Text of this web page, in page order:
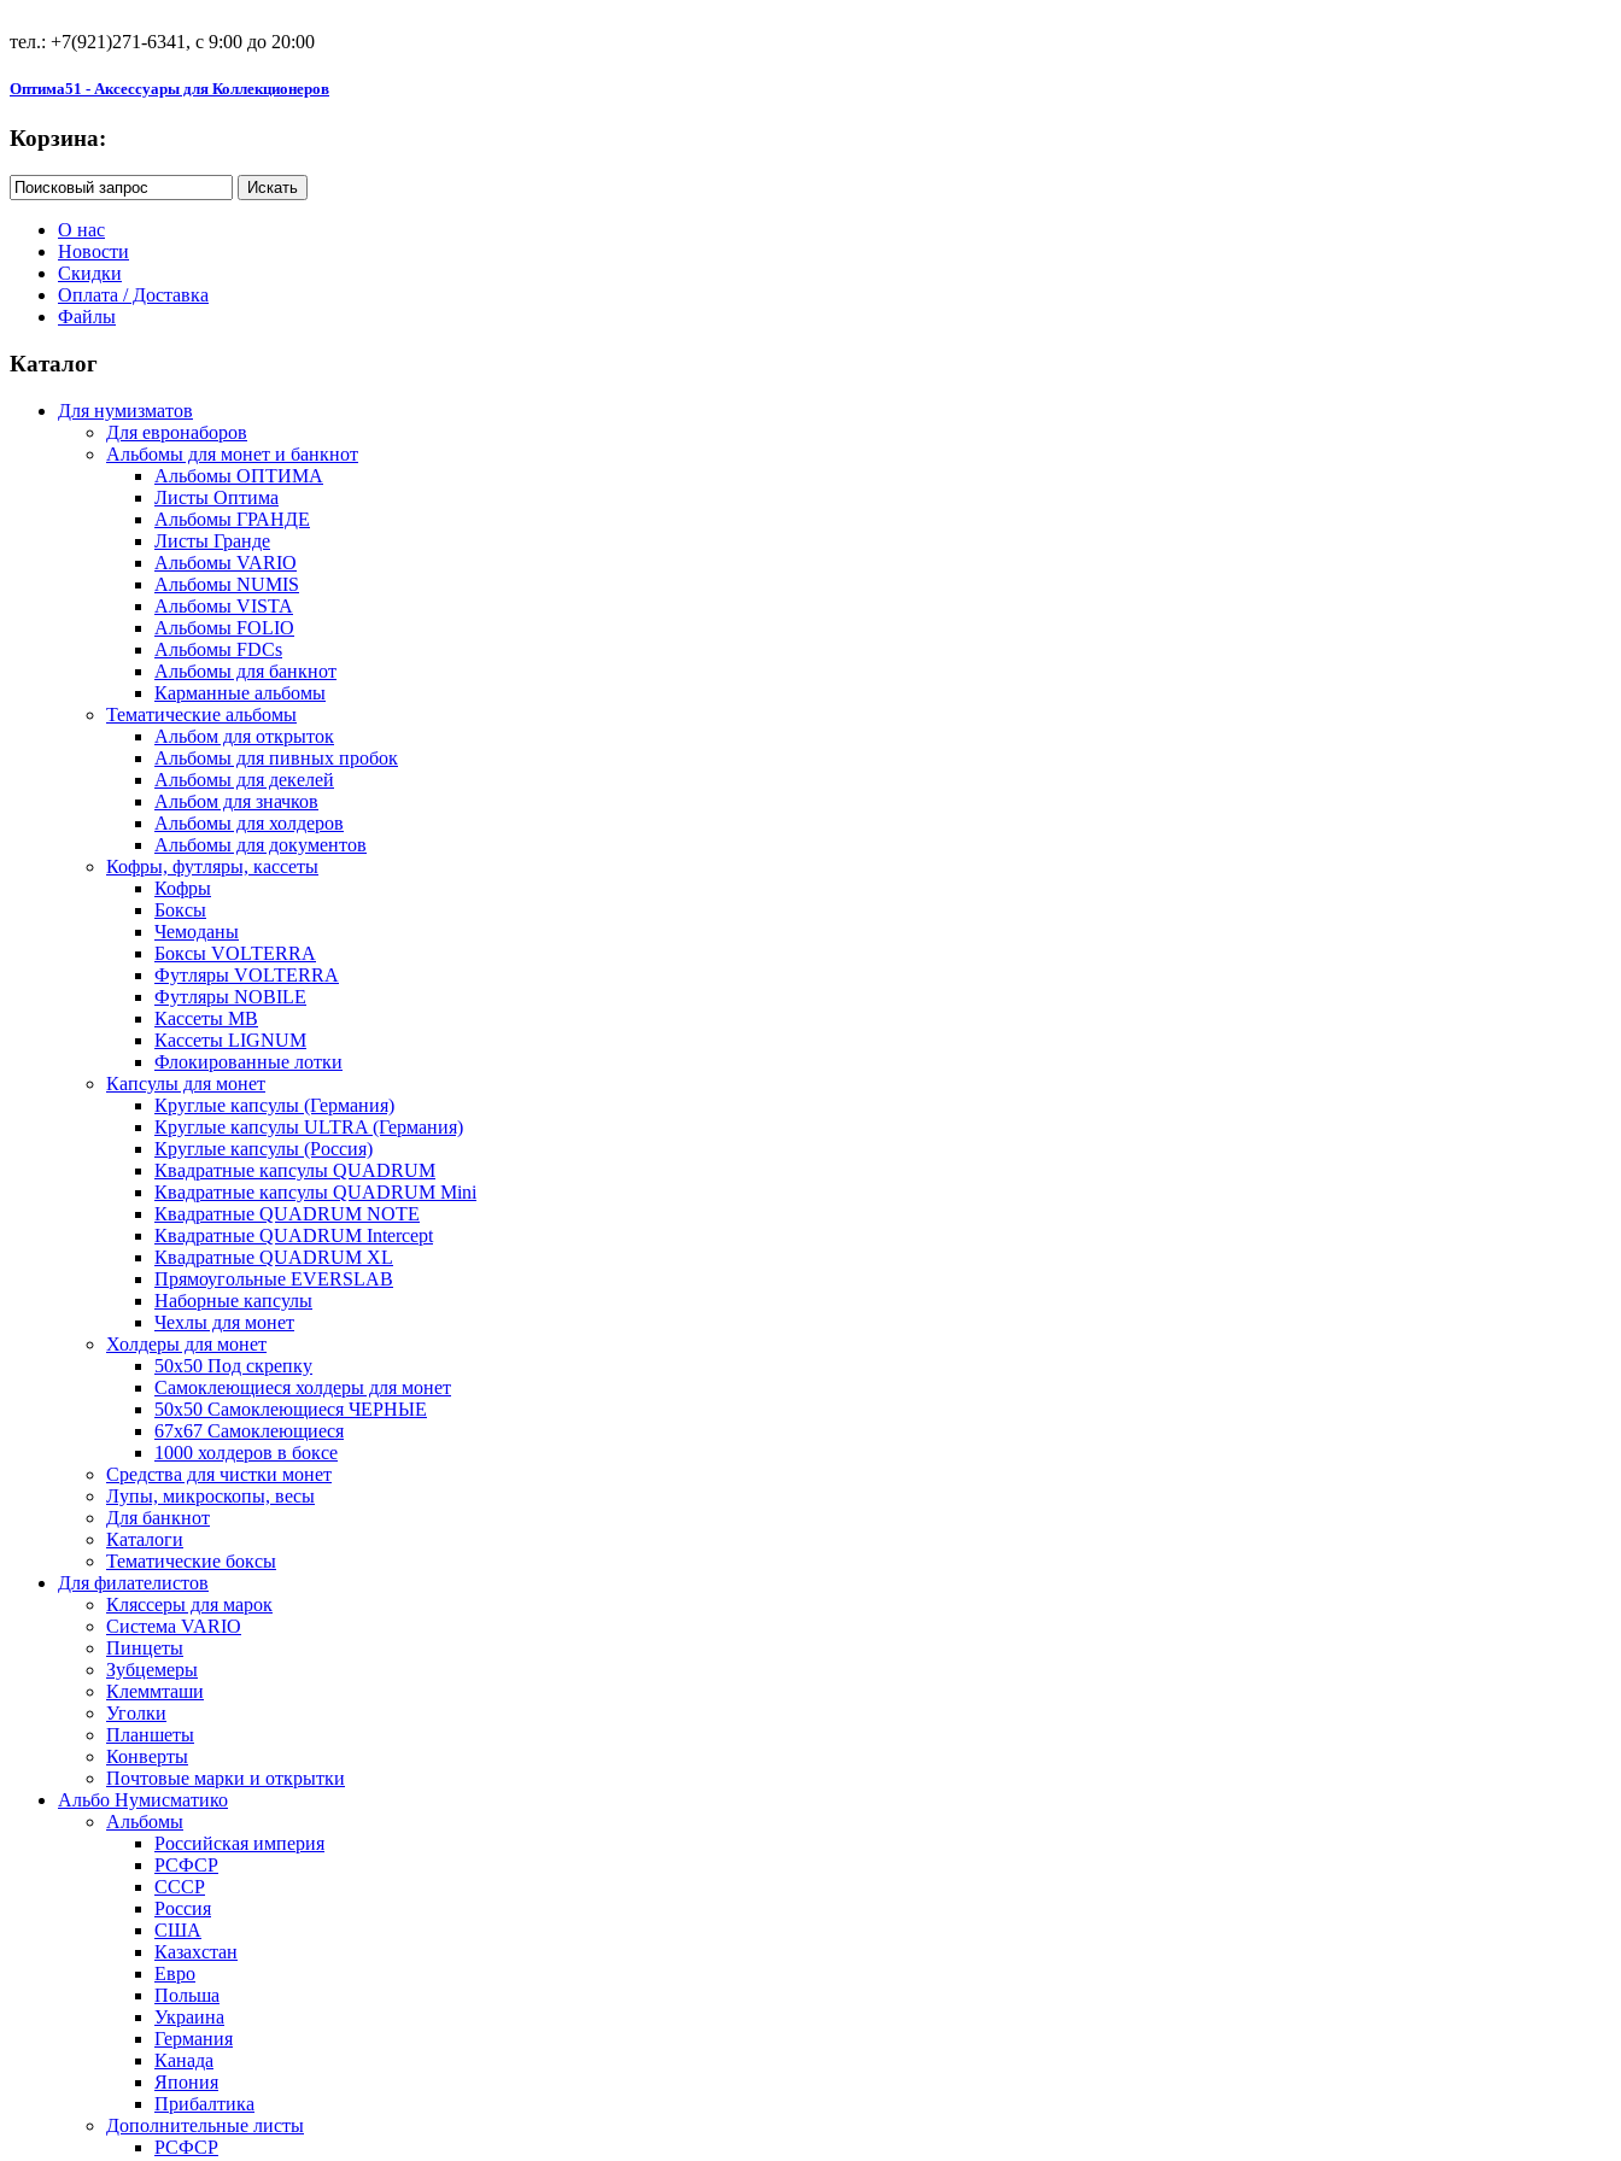
тел.: +7(921)271-6341, с 9:00 до 20:00
Оптима51 - Аксессуары для Коллекционеров
Корзина:
О нас
Новости
Скидки
Оплата / Доставка
Файлы
Каталог
Для нумизматов
Для евронаборов
Альбомы для монет и банкнот
Альбомы ОПТИМА
Листы Оптима
Альбомы ГРАНДЕ
Листы Гранде
Альбомы VARIO
Альбомы NUMIS
Альбомы VISTA
Альбомы FOLIO
Альбомы FDCs
Альбомы для банкнот
Карманные альбомы
Тематические альбомы
Альбом для открыток
Альбомы для пивных пробок
Альбомы для декелей
Альбом для значков
Альбомы для холдеров
Альбомы для документов
Кофры, футляры, кассеты
Кофры
Боксы
Чемоданы
Боксы VOLTERRA
Футляры VOLTERRA
Футляры NOBILE
Кассеты МВ
Кассеты LIGNUM
Флокированные лотки
Капсулы для монет
Круглые капсулы (Германия)
Круглые капсулы ULTRA (Германия)
Круглые капсулы (Россия)
Квадратные капсулы QUADRUM
Квадратные капсулы QUADRUM Mini
Квадратные QUADRUM NOTE
Квадратные QUADRUM Intercept
Квадратные QUADRUM XL
Прямоугольные EVERSLAB
Наборные капсулы
Чехлы для монет
Холдеры для монет
50х50 Под скрепку
Самоклеющиеся холдеры для монет
50х50 Самоклеющиеся ЧЕРНЫЕ
67x67 Самоклеющиеся
1000 холдеров в боксе
Средства для чистки монет
Лупы, микроскопы, весы
Для банкнот
Каталоги
Тематические боксы
Для филателистов
Кляссеры для марок
Система VARIO
Пинцеты
Зубцемеры
Клеммташи
Уголки
Планшеты
Конверты
Почтовые марки и открытки
Альбо Нумисматико
Альбомы
Российская империя
РСФСР
СССР
Россия
США
Казахстан
Евро
Польша
Украина
Германия
Канада
Япония
Прибалтика
Дополнительные листы
РСФСР